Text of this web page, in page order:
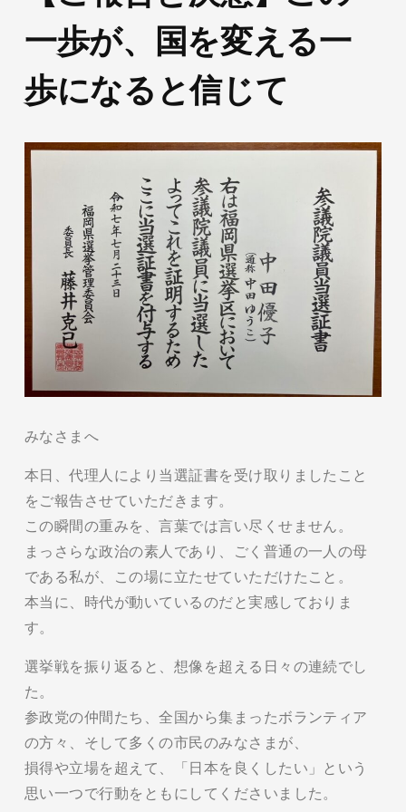
一歩が、国を変える一
歩になると信じて
みなさまへ
本日、代理人により当選証書を受け取りましたこと
をご報告させていただきます。
この瞬間の重みを、言葉では言い尽くせません。
まっさらな政治の素人であり、ごく普通の一人の母
である私が、この場に立たせていただけたこと。
本当に、時代が動いているのだと実感しておりま
す。
選挙戦を振り返ると、想像を超える日々の連続でし
た。
参政党の仲間たち、全国から集まったボランティア
の方々、そして多くの市民のみなさまが、
損得や立場を超えて、「日本を良くしたい」という
思い一つで行動をともにしてくださいました。